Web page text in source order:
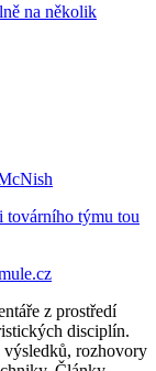
na několik
týmu tou
z prostředí
disciplín.
výsledků, rozhovory